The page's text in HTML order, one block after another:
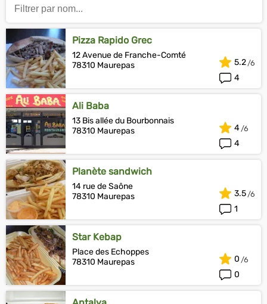
Pizza Rapido Grec
12 Avenue de Franche-Comté
78310 Maurepas
4
5.2
Ali Baba
13 Bis allée du Bourbonnais
78310 Maurepas
4
4
Planète sandwich
14 rue de Saône
78310 Maurepas
1
3.5
Star Kebap
Place des Echoppes
78310 Maurepas
0
0